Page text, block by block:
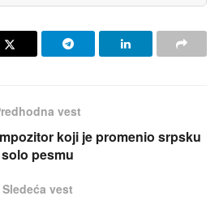
vest
koji je promenio srpsku
solo pesmu
Sledeća vest